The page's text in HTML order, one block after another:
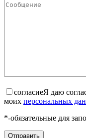
согласиеЯ даю
моих персональных
*-обязательные для